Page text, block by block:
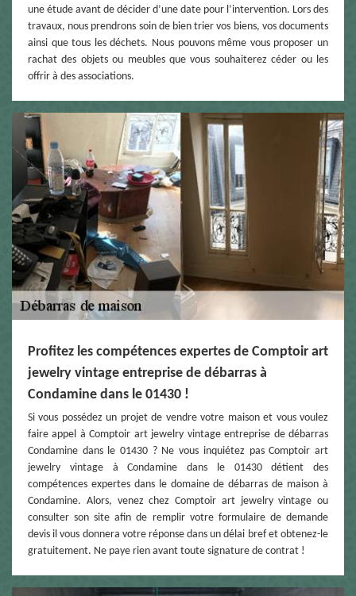
une étude avant de décider d’une date pour l’intervention. Lors des
travaux, nous prendrons soin de bien trier vos biens, vos documents
ainsi que tous les déchets. Nous pouvons même vous proposer un
rachat des objets ou meubles que vous souhaiterez céder ou les
offrir à des associations.
Profitez les compétences expertes de Comptoir art
jewelry vintage entreprise de débarras à
Condamine dans le 01430 !
Si vous possédez un projet de vendre votre maison et vous voulez
faire appel à Comptoir art jewelry vintage entreprise de débarras
Condamine dans le 01430 ? Ne vous inquiétez pas Comptoir art
jewelry vintage à Condamine dans le 01430 détient des
compétences expertes dans le domaine de débarras de maison à
Condamine. Alors, venez chez Comptoir art jewelry vintage ou
consulter son site afin de remplir votre formulaire de demande
devis il vous donnera votre réponse dans un délai bref et obtenez-le
gratuitement. Ne paye rien avant toute signature de contrat !